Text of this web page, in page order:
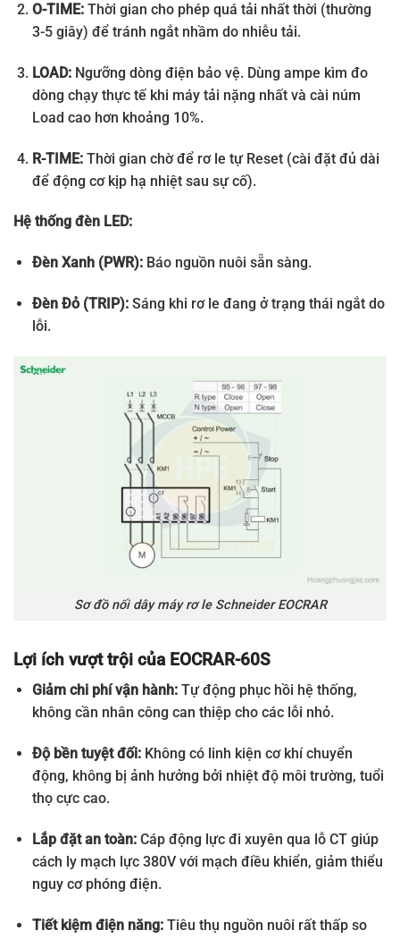
O-TIME:Thời gian cho phép quá tải nhất thời (thường
3-5 giây) để tránh ngắt nhầm do nhiễu tải.
LOAD:Ngưỡng dòng điện bảo vệ. Dùng ampe kìm đo
dòng chạy thực tế khi máy tải nặng nhất và cài núm
Load cao hơn khoảng 10%.
R-TIME:Thời gian chờ để rơ le tự Reset (cài đặt đủ dài
để động cơ kịp hạ nhiệt sau sự cố).
Hệ thống đèn LED:
Đèn Xanh (PWR):Báo nguồn nuôi sẵn sàng.
Đèn Đỏ (TRIP):Sáng khi rơ le đang ở trạng thái ngắt do
lỗi.
Sơ đồ nối dây máy rơ le Schneider EOCRAR
Lợi ích vượt trội của EOCRAR-60S
Giảm chi phí vận hành:Tự động phục hồi hệ thống,
không cần nhân công can thiệp cho các lỗi nhỏ.
Độ bền tuyệt đối:Không có linh kiện cơ khí chuyển
động, không bị ảnh hưởng bởi nhiệt độ môi trường, tuổi
thọ cực cao.
Lắp đặt an toàn:Cáp động lực đi xuyên qua lỗ CT giúp
cách ly mạch lực 380V với mạch điều khiển, giảm thiểu
nguy cơ phóng điện.
Tiết kiệm điện năng:Tiêu thụ nguồn nuôi rất thấp so